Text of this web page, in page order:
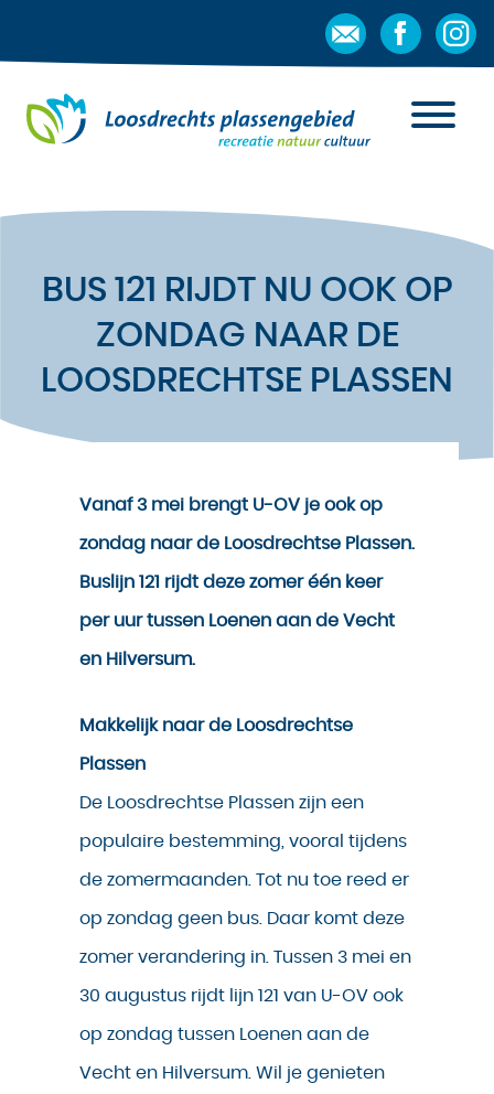
BUS 121 RIJDT NU OOK OP
ZONDAG NAAR DE
LOOSDRECHTSE PLASSEN
Vanaf 3 mei brengt U-OV je ook op
zondag naar de Loosdrechtse Plassen.
Buslijn 121 rijdt deze zomer één keer
per uur tussen Loenen aan de Vecht
en Hilversum.
Makkelijk naar de Loosdrechtse
Plassen
De Loosdrechtse Plassen zijn een
populaire bestemming, vooral tijdens
de zomermaanden. Tot nu toe reed er
op zondag geen bus. Daar komt deze
zomer verandering in. Tussen 3 mei en
30 augustus rijdt lijn 121 van U-OV ook
op zondag tussen Loenen aan de
Vecht en Hilversum. Wil je genieten